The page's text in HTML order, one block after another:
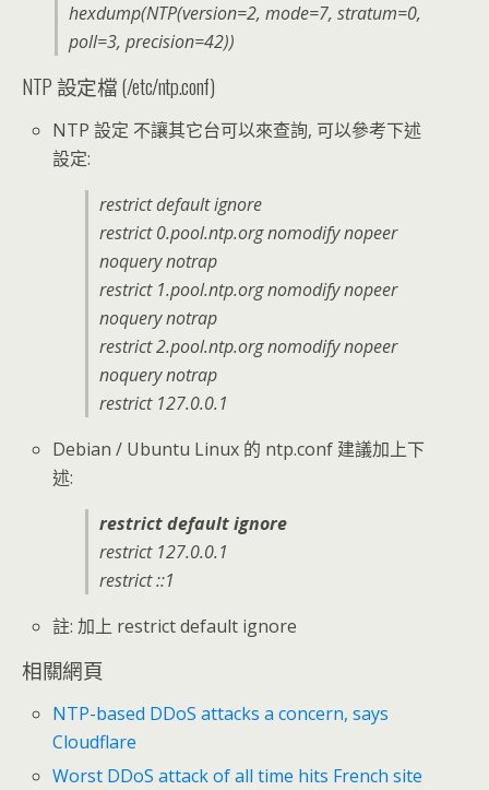
hexdump(NTP(version=2, mode=7, stratum=0,
poll=3, precision=42))
NTP 設定檔 (/etc/ntp.conf)
NTP 設定 不讓其它台可以來查詢, 可以參考下述
設定:
restrict default ignore
restrict 0.pool.ntp.org nomodify nopeer
noquery notrap
restrict 1.pool.ntp.org nomodify nopeer
noquery notrap
restrict 2.pool.ntp.org nomodify nopeer
noquery notrap
restrict 127.0.0.1
Debian / Ubuntu Linux 的 ntp.conf 建議加上下
述:
restrict default ignore
restrict 127.0.0.1
restrict ::1
註: 加上 restrict default ignore
相關網頁
NTP-based DDoS attacks a concern, says
Cloudflare
Worst DDoS attack of all time hits French site